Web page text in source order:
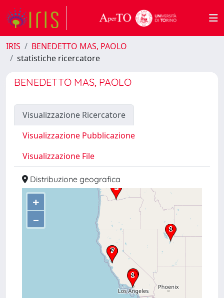
IRIS
BENEDETTO MAS, PAOLO
statistiche ricercatore
BENEDETTO MAS, PAOLO
Visualizzazione Ricercatore
Visualizzazione Pubblicazione
Visualizzazione File
Distribuzione geografica
+
–